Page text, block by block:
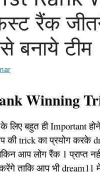
रैंक
बनाये टीम
Winning
लिए बहुत ही Important
की trick का प्रयोग करके
आप लोग रैंक 1 प्राप्त
ताकि आप भी